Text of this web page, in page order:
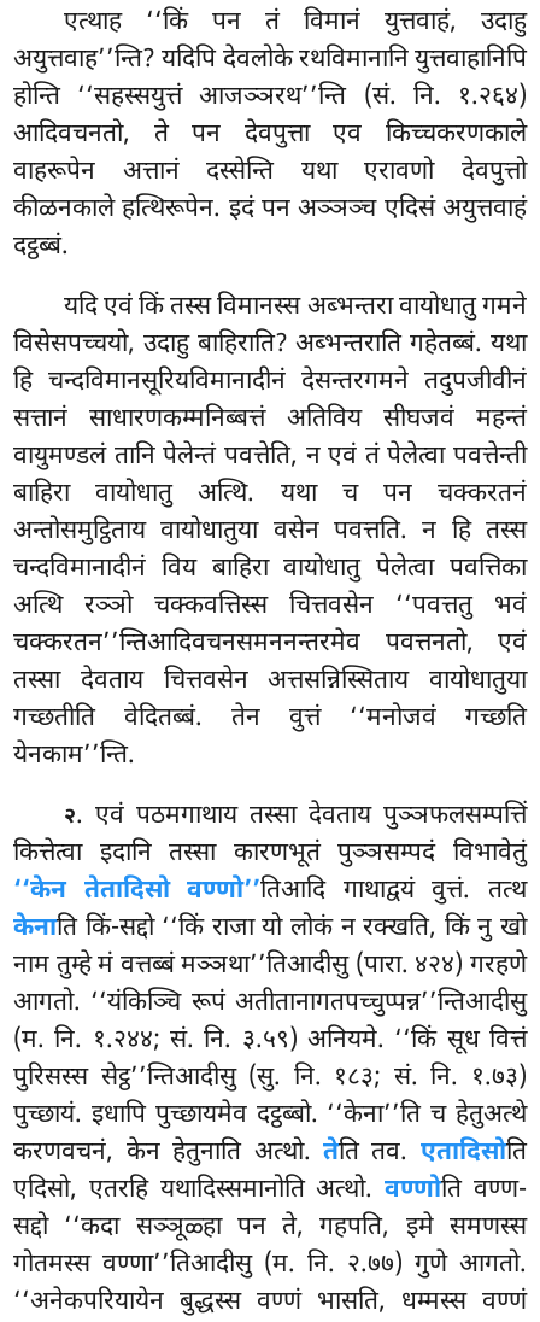
एत्थाह ‘‘किं पन तं विमानं युत्तवाहं, उदाहु
अयुत्तवाह’’न्ति? यदिपि देवलोके रथविमानानि युत्तवाहानिपि
होन्ति ‘‘सहस्सयुत्तं आजञ्ञरथ’’न्ति (सं. नि. १.२६४)
आदिवचनतो, ते पन देवपुत्ता एव किच्चकरणकाले
वाहरूपेन अत्तानं दस्सेन्ति यथा एरावणो देवपुत्तो
कीळनकाले हत्थिरूपेन. इदं पन अञ्ञञ्च एदिसं अयुत्तवाहं
दट्ठब्बं.
यदि एवं किं तस्स विमानस्स अब्भन्तरा वायोधातु गमने
विसेसपच्चयो, उदाहु बाहिराति? अब्भन्तराति गहेतब्बं. यथा
हि चन्दविमानसूरियविमानादीनं देसन्तरगमने तदुपजीवीनं
सत्तानं साधारणकम्मनिब्बत्तं अतिविय सीघजवं महन्तं
वायुमण्डलं तानि पेलेन्तं पवत्तेति, न एवं तं पेलेत्वा पवत्तेन्ती
बाहिरा वायोधातु अत्थि. यथा च पन चक्करतनं
अन्तोसमुट्ठिताय वायोधातुया वसेन पवत्तति. न हि तस्स
चन्दविमानादीनं विय बाहिरा वायोधातु पेलेत्वा पवत्तिका
अत्थि रञ्ञो चक्कवत्तिस्स चित्तवसेन ‘‘पवत्ततु भवं
चक्करतन’’न्तिआदिवचनसमननन्तरमेव पवत्तनतो, एवं
तस्सा देवताय चित्तवसेन अत्तसन्निस्सिताय वायोधातुया
गच्छतीति वेदितब्बं. तेन वुत्तं ‘‘मनोजवं गच्छति
येनकाम’’न्ति.
२. एवं पठमगाथाय तस्सा देवताय पुञ्ञफलसम्पत्तिं
कित्तेत्वा इदानि तस्सा कारणभूतं पुञ्ञसम्पदं विभावेतुं
‘‘केन तेतादिसो वण्णो’’तिआदि गाथाद्वयं वुत्तं. तत्थ
केनाति किं-सद्दो ‘‘किं राजा यो लोकं न रक्खति, किं नु खो
नाम तुम्हे मं वत्तब्बं मञ्ञथा’’तिआदीसु (पारा. ४२४) गरहणे
आगतो. ‘‘यंकिञ्चि रूपं अतीतानागतपच्चुप्पन्न’’न्तिआदीसु
(म. नि. १.२४४; सं. नि. ३.५९) अनियमे. ‘‘किं सूध वित्तं
पुरिसस्स सेट्ठ’’न्तिआदीसु (सु. नि. १८३; सं. नि. १.७३)
पुच्छायं. इधापि पुच्छायमेव दट्ठब्बो. ‘‘केना’’ति च हेतुअत्थे
करणवचनं, केन हेतुनाति अत्थो. तेति तव. एतादिसोति
एदिसो, एतरहि यथादिस्समानोति अत्थो.वण्णोति वण्ण-
सद्दो ‘‘कदा सञ्ञूळ्हा पन ते, गहपति, इमे समणस्स
गोतमस्स वण्णा’’तिआदीसु (म. नि. २.७७) गुणे आगतो.
‘‘अनेकपरियायेन बुद्धस्स वण्णं भासति, धम्मस्स वण्णं